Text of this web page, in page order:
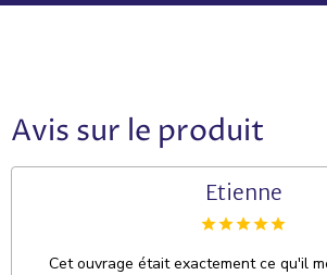
Avis sur le produit
Etienne
Cet ouvrage était exactement ce qu'il